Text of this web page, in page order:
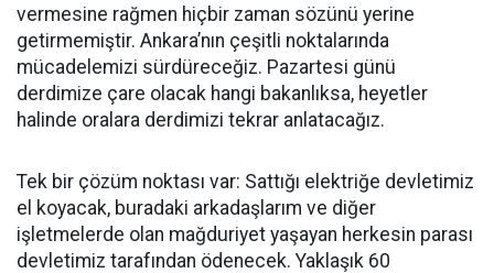
vermesine rağmen hiçbir zaman sözünü yerine
getirmemiştir. Ankara’nın çeşitli noktalarında
mücadelemizi sürdüreceğiz. Pazartesi günü
derdimize çare olacak hangi bakanlıksa, heyetler
halinde oralara derdimizi tekrar anlatacağız.
Tek bir çözüm noktası var: Sattığı elektriğe devletimiz
el koyacak, buradaki arkadaşlarım ve diğer
işletmelerde olan mağduriyet yaşayan herkesin parası
devletimiz tarafından ödenecek. Yaklaşık 60